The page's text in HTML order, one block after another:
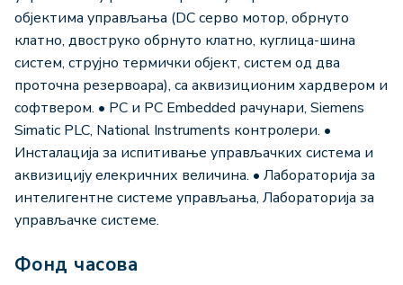
објектима управљања (DC серво мотор, обрнуто
клатно, двоструко обрнуто клатно, куглица-шина
систем, струјно термички објект, систем од два
проточна резервоара), са аквизиционим хардвером и
софтвером. • PC и PC Embedded рачунари, Siemens
Simatic PLC, National Instruments контролери. •
Инсталација за испитивање управљачких система и
аквизицију елекричних величина. • Лабораторија за
интелигентне системе управљања, Лабораторија за
управљачке системе.
Фонд часова